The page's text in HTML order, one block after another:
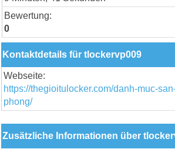
Bewertung:
0
Kontaktdetails für tlockervp009
Webseite:
https://thegioitulocker.com/danh-muc-
phong/
Zusätzliche Informationen über